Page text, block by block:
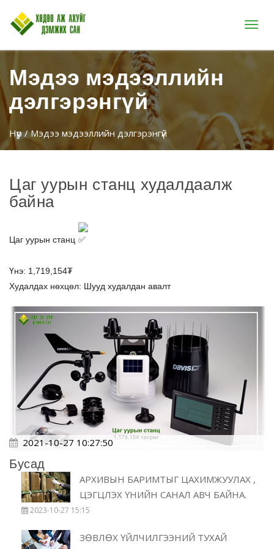
Цэс
Мэдээ мэдээллийн
дэлгэрэнгүй
Нүүр/ Мэдээ мэдээллийн дэлгэрэнгүй
Цаг уурын станц худалдаалж
байна
Цаг уурын станц
Үнэ: 1,719,154₮
Худалдах нөхцөл: Шууд худалдан авалт
2021-10-27 10:27:50
Бусад
АРХИВЫН БАРИМТЫГ ЦАХИМЖУУЛАХ ,
ЦЭГЦЛЭХ ҮНИЙН САНАЛ АВЧ БАЙНА.
2023-10-27 15:15
ЗӨВЛӨХ ҮЙЛЧИЛГЭЭНИЙ ТУХАЙ